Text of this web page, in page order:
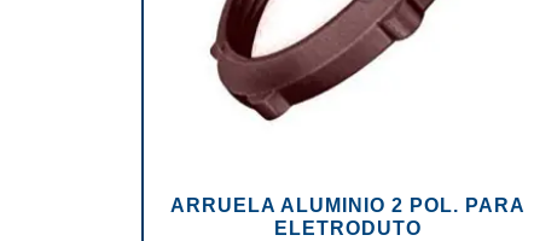
ARRUELA ALUMINIO 2 POL. PARA
ELETRODUTO